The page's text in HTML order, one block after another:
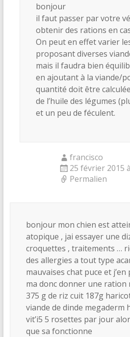
bonjour
il faut passer par votre
obtenir des rations en
On peut en effet varier
proposant diverses
mais il faudra bien
en ajoutant à la viande/
quantité doit être
de l’huile des légumes
et un peu de féculent.
francisco
25 février 2015
Permalien
bonjour mon chien est
atopique , jai essayer une
croquettes , traitements …
des allergies a tout type
mauvaises chat puce et j’en
ma donc donner une ration
375 g de riz cuit 187g
viande de dinde megaderm
vit’i5 5 rosettes par jour
que sa fonctionne